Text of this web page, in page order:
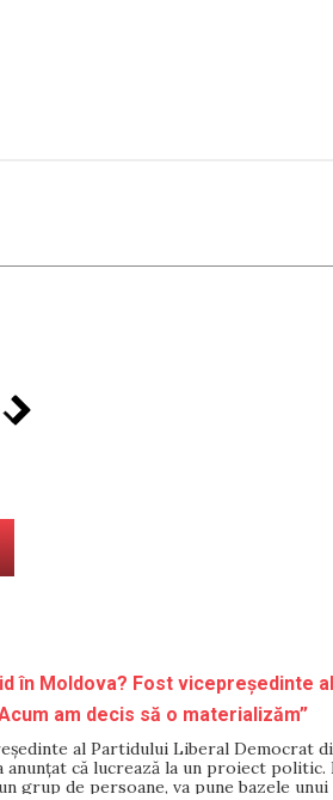
în Moldova? Fost vicepreședinte
am decis să o materializăm”
al Partidului Liberal Democrat
anunțat că lucrează la un proiect politic.
grup de persoane, va pune bazele